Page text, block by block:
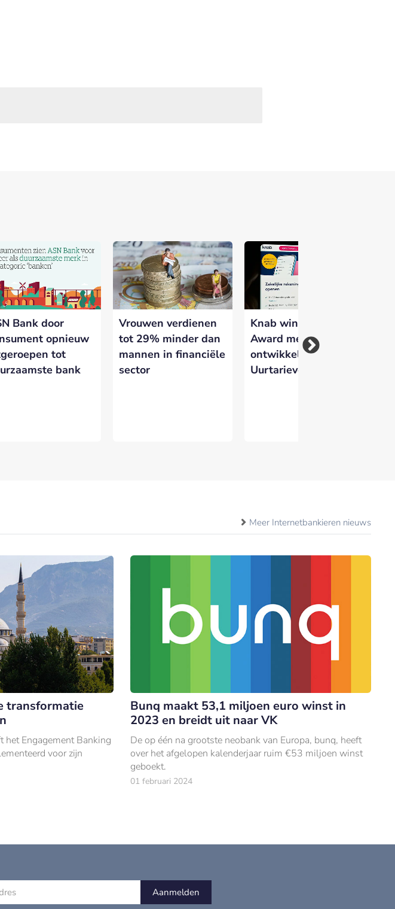
mogelijkheden om je merk te versterken en zichtbaar te maken op
hieronder je gegevens achter.
Bank door
opnieuw
tot
bank
Vrouwen verdienen
tot 29% minder dan
mannen in financiële
sector
Knab wint Dutch PR
Award met eigen
ontwikkeld Zzp
Uurtarievenboekje
Meer Internetbankieren nieuws
transformatie
het Engagement Banking
voor zijn
Bunq maakt 53,1 miljoen euro winst in
2023 en breidt uit naar VK
De op één na grootste neobank van Europa, bunq, heeft
over het afgelopen kalenderjaar ruim €53 miljoen winst
geboekt.
01 februari 2024
Aanmelden